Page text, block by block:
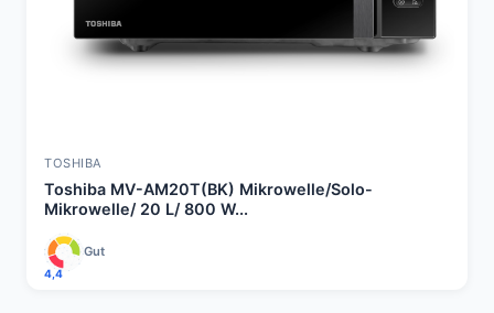
TOSHIBA
Toshiba MV-AM20T(BK) Mikrowelle/Solo-
Mikrowelle/ 20 L/ 800 W...
4,4
Gut